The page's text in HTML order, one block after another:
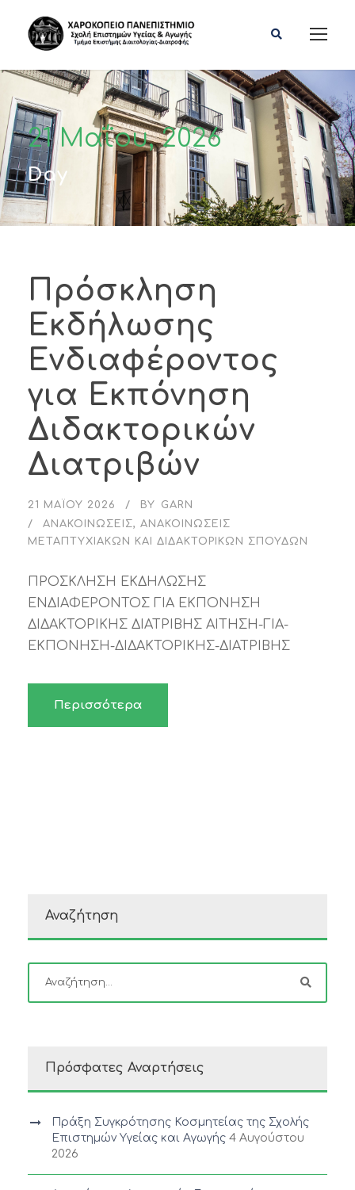
21 Μαΐου, 2026
Day
Πρόσκληση
Εκδήλωσης
Ενδιαφέροντος
για Εκπόνηση
Διδακτορικών
Διατριβών
21 ΜΑΪ́ΟΥ 2026 BY
GARN
ΑΝΑΚΟΙΝΏΣΕΙΣ, ΑΝΑΚΟΙΝΏΣΕΙΣ
ΜΕΤΑΠΤΥΧΙΑΚΏΝ ΚΑΙ ΔΙΔΑΚΤΟΡΙΚΏΝ ΣΠΟΥΔΏΝ
ΠΡΟΣΚΛΗΣΗ ΕΚΔΗΛΩΣΗΣ
ΕΝΔΙΑΦΕΡΟΝΤΟΣ ΓΙΑ ΕΚΠΟΝΗΣΗ
ΔΙΔΑΚΤΟΡΙΚΗΣ ΔΙΑΤΡΙΒΗΣ ΑΙΤΗΣΗ-ΓΙΑ-
ΕΚΠΟΝΗΣΗ-ΔΙΔΑΚΤΟΡΙΚΗΣ-ΔΙΑΤΡΙΒΗΣ
Περισσότερα
Αναζήτηση
Πρόσφατες Αναρτήσεις
Πράξη Συγκρότησης Κοσμητείας της Σχολής
Επιστημών Υγείας και Αγωγής 4 Αυγούστου
2026